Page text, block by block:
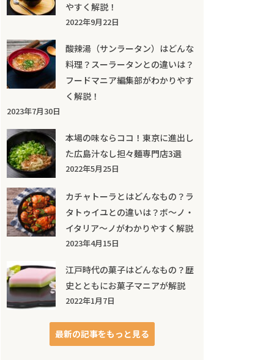
やすく解説！
2022年9月22日
酸辣湯（サンラータン）はどんな
料理？スーラータンとの違いは？
フードマニア編集部がわかりやす
く解説！
2023年7月30日
本場の味ならココ！東京に進出し
た広島汁なし担々麺専門店3選
2022年5月25日
カチャトーラとはどんなもの？ラ
タトゥイユとの違いは？ボ～ノ・
イタリア～ノがわかりやすく解説
2023年4月15日
江戸時代の菓子はどんなもの？歴
史とともにお菓子マニアが解説
2022年1月7日
最新の記事をもっと見る